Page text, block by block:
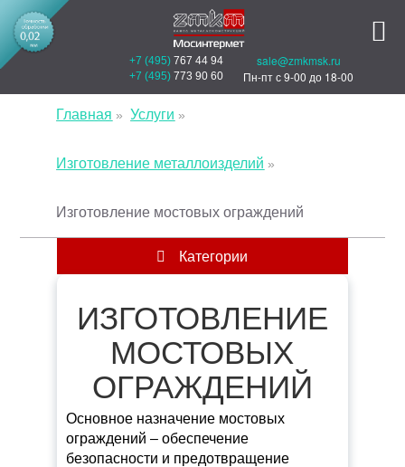
+7 (495) 767 44 94
+7 (495) 773 90 60
sale@zmkmsk.ru
Пн-пт с 9-00 до 18-00
Главная Услуги
Изготовление металлоизделий
Изготовление мостовых ограждений
Категории
ИЗГОТОВЛЕНИЕ
МОСТОВЫХ
ОГРАЖДЕНИЙ
Основное назначение мостовых
ограждений – обеспечение
безопасности и предотвращение